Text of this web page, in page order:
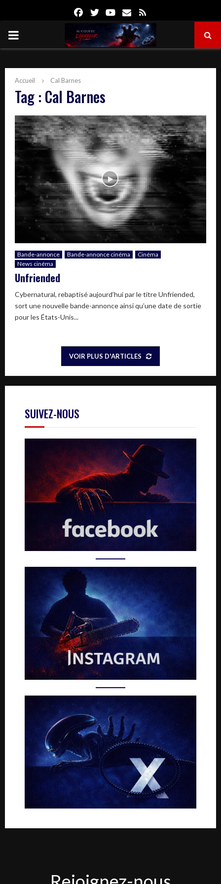
FacebookTwitterYoutube
Email
PRIMARY
Accueil Cal Barnes
Tag : Cal Barnes
Bande-annonce Bande-annonce cinéma
Cinéma
News cinéma
Unfriended
Cybernatural, rebaptisé aujourd’hui par le titre Unfriended,
sort une nouvelle bande-annonce ainsi qu’une date de sortie
pour les États-Unis...
VOIR PLUS D'ARTICLES
SUIVEZ-NOUS